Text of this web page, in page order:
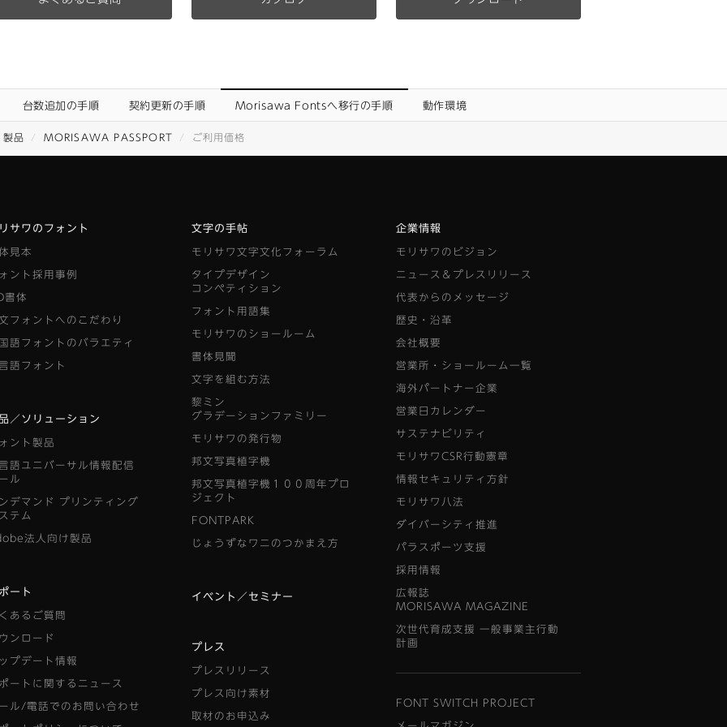
台数追加の手順 契約更新の手順 Morisawa Fontsへ移行の手順 動作環境
製品 MORISAWA PASSPORT ご利用価格
サワのフォント
見本
ント採用事例
書体
フォントへのこだわり
語フォントのバラエティ
語フォント
／ソリューション
ント製品
語ユニバーサル情報配信
ル
デマンド プリンティング
テム
法人向け製品
ート
あるご質問
ンロード
プデート情報
ートに関するニュース
ル/電話でのお問い合わせ
文字の手帖
モリサワ文字文化フォーラム
タイプデザイン
コンペティション
フォント用語集
モリサワのショールーム
書体見聞
文字を組む方法
黎ミン
グラデーションファミリー
モリサワの発行物
邦文写真植字機
邦文写真植字機１００周年プロ
ジェクト
FONTPARK
じょうずなワニのつかまえ方
イベント／セミナー
プレス
プレスリリース
プレス向け素材
取材のお申込み
企業情報
モリサワのビジョン
ニュース＆プレスリリース
代表からのメッセージ
歴史・沿革
会社概要
営業所・ショールーム一覧
海外パートナー企業
営業日カレンダー
サステナビリティ
モリサワCSR行動憲章
情報セキュリティ方針
モリサワ八法
ダイバーシティ推進
パラスポーツ支援
採用情報
広報誌
MORISAWA MAGAZINE
次世代育成支援 一般事業主行動
計画
FONT SWITCH PROJECT